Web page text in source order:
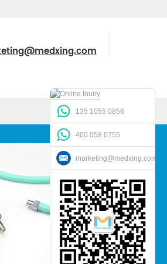
135 1055 0856
400 058 0755
marketing@medxing.com